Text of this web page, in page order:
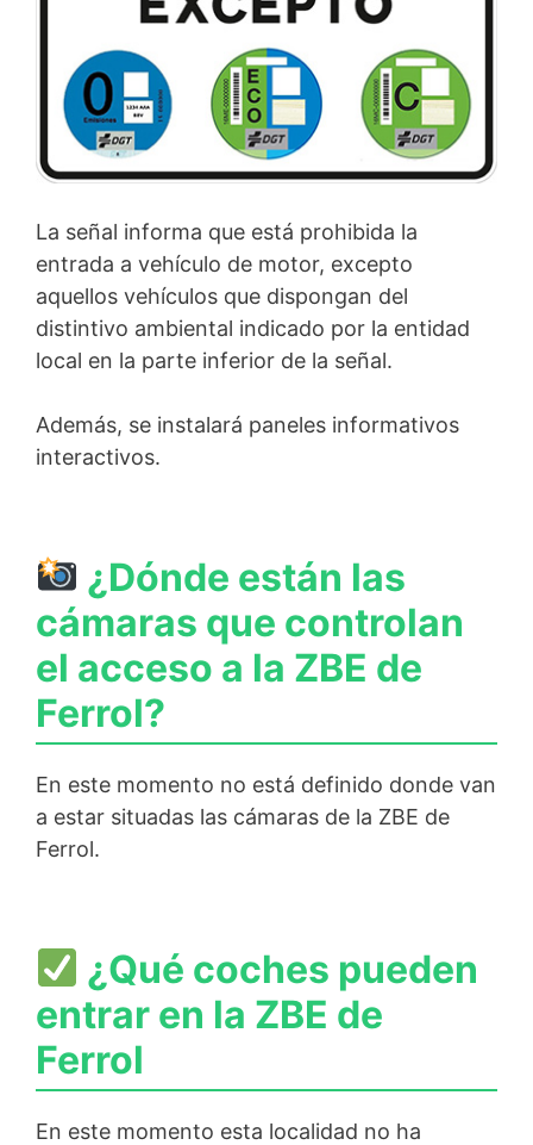
La señal informa que está prohibida la
entrada a vehículo de motor, excepto
aquellos vehículos que dispongan del
distintivo ambiental indicado por la entidad
local en la parte inferior de la señal.
Además, se instalará paneles informativos
interactivos.
¿Dónde están las
cámaras que controlan
el acceso a la ZBE de
Ferrol?
En este momento no está definido donde van
a estar situadas las cámaras de la ZBE de
Ferrol.
¿Qué coches pueden
entrar en la ZBE de
Ferrol
En este momento esta localidad no ha